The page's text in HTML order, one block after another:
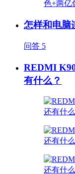
怎样和电脑
问答 5
REDMI
有什么？